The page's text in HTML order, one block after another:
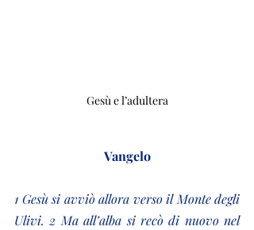
Gesù e l’adultera
Vangelo
1 Gesù si avviò allora verso il Monte degli
Ulivi. 2 Ma all’alba si recò di nuovo nel